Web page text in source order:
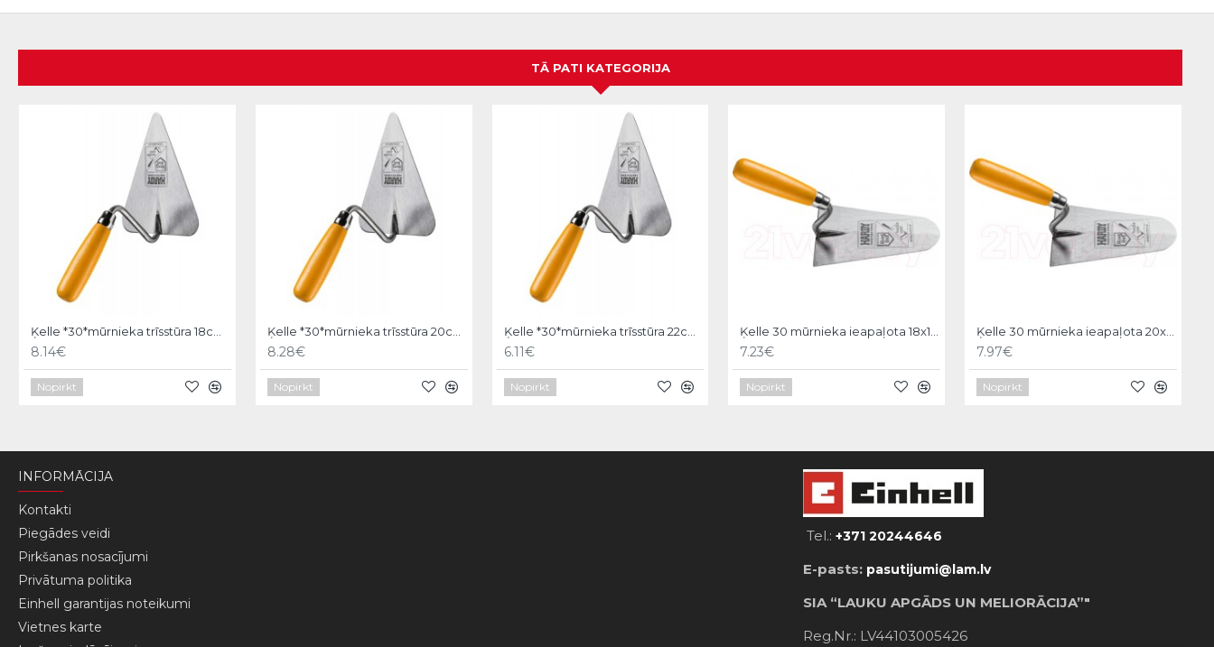
TĀ PATI KATEGORIJA
8.14€
Nopirkt
8.28€
Nopirkt
6.11€
Nopirkt
7.23€
Nopirkt
7.97€
Nopirkt
INFORMĀCIJA
Kontakti
Piegādes veidi
Pirkšanas nosacījumi
Privātuma politika
Einhell garantijas noteikumi
Vietnes karte
Tel.:+371 20244646
E-pasts: pasutijumi@lam.lv
SIA “LAUKU APGĀDS UN MELIORĀCIJA”"
Reg.Nr.: LV44103005426